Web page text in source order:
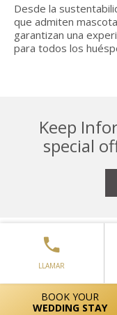
Desde la
que admiten
garantizan una
para todos los
Keep
special
LLAMAR
BOOK YOUR
WEDDING STAY